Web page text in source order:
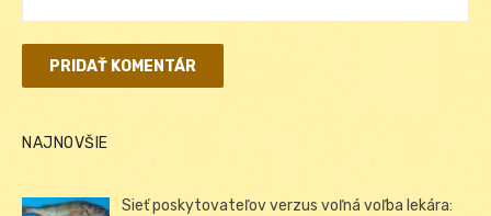
NAJNOVŠIE
Sieť poskytovateľov verzus voľná voľba lekára: